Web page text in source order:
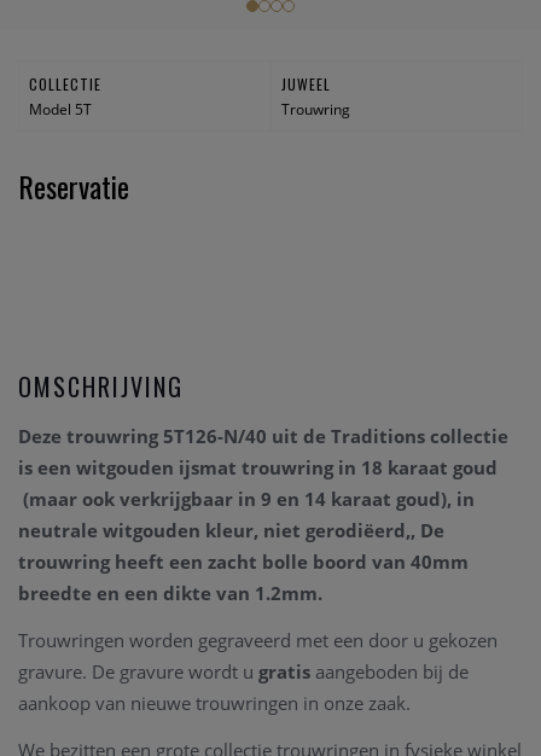
COLLECTIE
Model 5T
JUWEEL
Trouwring
Reservatie
OMSCHRIJVING
Deze trouwring 5T126-N/40 uit de Traditions collectie
is een witgouden ijsmat trouwring in 18 karaat goud
(maar ook verkrijgbaar in 9 en 14 karaat goud), in
neutrale witgouden kleur, niet gerodiëerd,, De
trouwring heeft een zacht bolle boord van 40mm
breedte en een dikte van 1.2mm.
Trouwringen worden gegraveerd met een door u gekozen
gravure. De gravure wordt u gratis aangeboden bij de
aankoop van nieuwe trouwringen in onze zaak.
We bezitten een grote collectie trouwringen in fysieke winkel